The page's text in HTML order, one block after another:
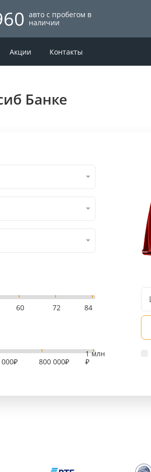
авто с пробегом в
наличии
Акции Контакты
Банке
60 72 84
800 000₽
1 млн
₽